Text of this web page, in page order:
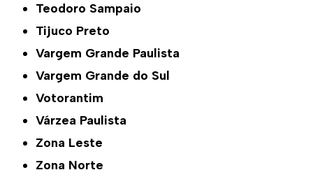
Teodoro Sampaio
Tijuco Preto
Vargem Grande Paulista
Vargem Grande do Sul
Votorantim
Várzea Paulista
Zona Leste
Zona Norte